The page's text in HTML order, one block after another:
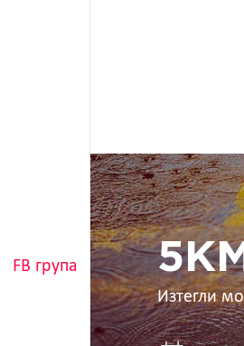
FB група
5KM
RUN
в
ръцете
ти
Изтегли